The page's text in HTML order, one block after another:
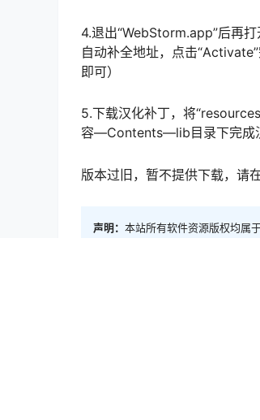
4.退出“WebStorm.app”后再
自动补全地址，点击
即可）
5.下载汉化补丁，将
容—Contents—lib目录下完成
版本过旧，暂不提供下载，请
声明： 本站所有软件资源版权均属